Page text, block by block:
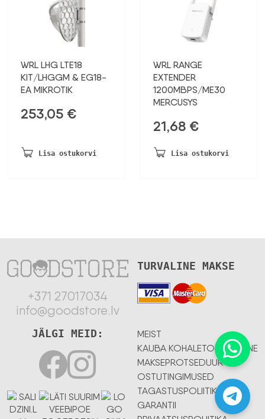
WRL LHG LTE18
KIT/LHGGM & EG18-
EA MIKROTIK
253,05 €
Lisa ostukorvi
WRL RANGE
EXTENDER
1200MBPS/ME30
MERCUSYS
21,68 €
Lisa ostukorvi
+371 27017034
info@goodstore.lv
TURVALINE MAKSE
MEIST
KAUBA KOHALETOIMETAMINE
MAKSEPROTSEDUUR
OSTUTINGIMUSED
TAGASTUSPOLIITIKA
GARANTII
JÄLGI MEID: